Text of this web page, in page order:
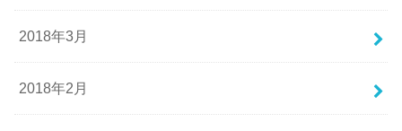
2018年3月
2018年2月